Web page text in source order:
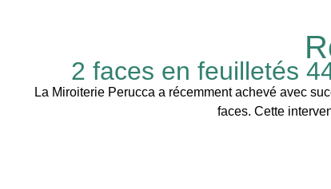
2 faces en feuilletés
La Miroiterie Perucca a récemment achevé avec
faces. Cette